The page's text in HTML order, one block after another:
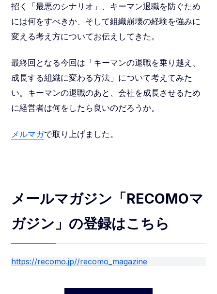
招く「最悪のシナリオ」、キーマン退職を防ぐため
には何をすべきか、そして組織崩壊の経験を強みに
変える考え方についてお伝えしてきた。
最終回となる今回は「キーマンの退職を乗り越え、
成長する組織に変わる方法」について考えてみた
い。キーマンの退職のあと、会社を成長させるため
に経営者は何をしたら良いのだろうか。
メルマガで取り上げました。
メールマガジン「RECOMOマ
ガジン」の登録はこちら
https://recomo.jp//recomo_magazine